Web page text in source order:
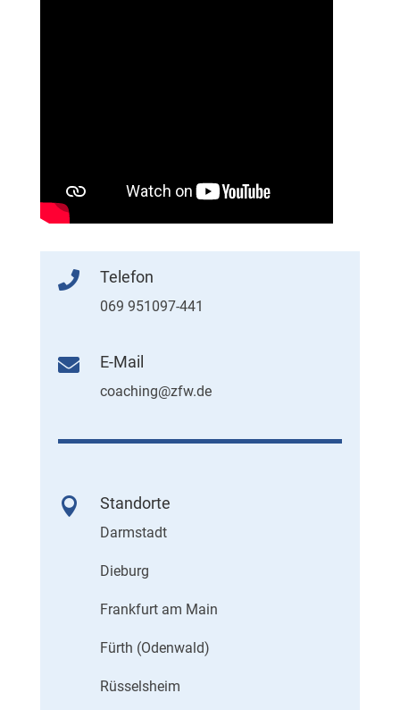
 Telefon
069 951097-441
 E-Mail
coaching@zfw.de
 Standorte
Darmstadt
Dieburg
Frankfurt am Main
Fürth (Odenwald)
Rüsselsheim